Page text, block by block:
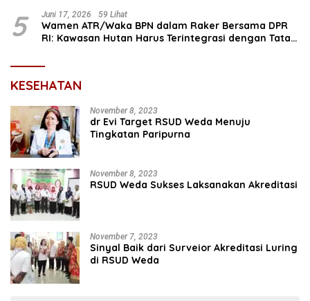
5 Juni 17, 2026 59 Lihat
Wamen ATR/Waka BPN dalam Raker Bersama DPR
RI: Kawasan Hutan Harus Terintegrasi dengan Tata
KESEHATAN
November 8, 2023
dr Evi Target RSUD Weda Menuju
Tingkatan Paripurna
November 8, 2023
RSUD Weda Sukses Laksanakan Akreditasi
November 7, 2023
Sinyal Baik dari Surveior Akreditasi Luring
di RSUD Weda